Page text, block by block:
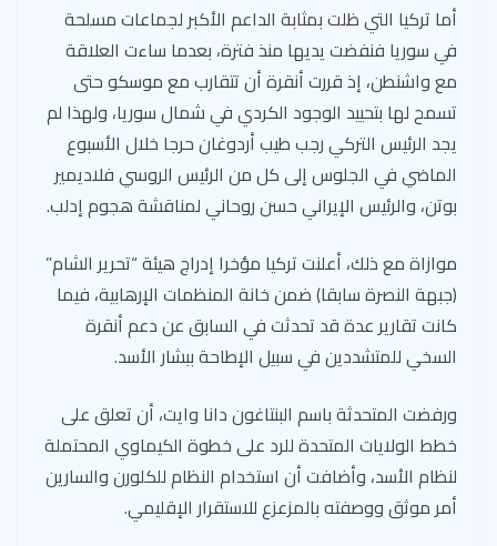
أما تركيا التي ظلت بمثابة الداعم الأكبر لجماعات مسلحة
في سوريا فنفضت يديها منذ فترة، بعدما ساءت العلاقة
مع واشنطن، إذ قررت أنقرة أن تتقارب مع موسكو حتى
تسمح لها بتحييد الوجود الكردي في شمال سوريا، ولهذا لم
يجد الرئيس التركي رجب طيب أردوغان حرجا خلال الأسبوع
الماضي في الجلوس إلى كل من الرئيس الروسي فلاديمير
بوتن، والرئيس الإيراني حسن روحاني لمناقشة هجوم إدلب.
موازاة مع ذلك، أعلنت تركيا مؤخرا إدراج هيئة “تحرير الشام”
(جبهة النصرة سابقا) ضمن خانة المنظمات الإرهابية، فيما
كانت تقارير عدة قد تحدثت في السابق عن دعم أنقرة
السخي للمتشددين في سبيل الإطاحة ببشار الأسد.
ورفضت المتحدثة باسم البنتاغون دانا وايت، أن تعلق على
خطط الولايات المتحدة للرد على خطوة الكيماوي المحتملة
لنظام الأسد، وأضافت أن استخدام النظام للكلورن والسارين
أمر موثق ووصفته بالمزعزع للاستقرار الإقليمي.